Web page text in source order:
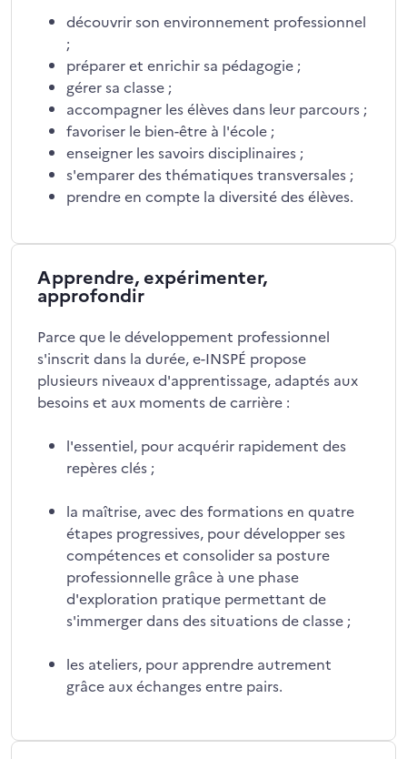
découvrir son environnement professionnel
;
préparer et enrichir sa pédagogie ;
gérer sa classe ;
accompagner les élèves dans leur parcours ;
favoriser le bien-être à l'école ;
enseigner les savoirs disciplinaires ;
s'emparer des thématiques transversales ;
prendre en compte la diversité des élèves.
Apprendre, expérimenter,
approfondir
Parce que le développement professionnel
s'inscrit dans la durée, e-INSPÉ propose
plusieurs niveaux d'apprentissage, adaptés aux
besoins et aux moments de carrière :
l'essentiel, pour acquérir rapidement des
repères clés ;
la maîtrise, avec des formations en quatre
étapes progressives, pour développer ses
compétences et consolider sa posture
professionnelle grâce à une phase
d'exploration pratique permettant de
s'immerger dans des situations de classe ;
les ateliers, pour apprendre autrement
grâce aux échanges entre pairs.